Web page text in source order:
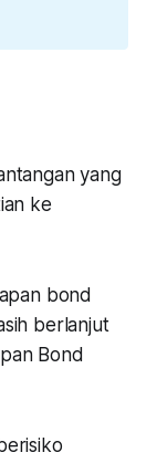
yang
ke
bond
berlanjut
Bond